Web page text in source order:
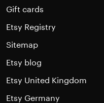
Gift cards
Etsy Registry
Sitemap
Etsy blog
Etsy United Kingdom
Etsy Germany